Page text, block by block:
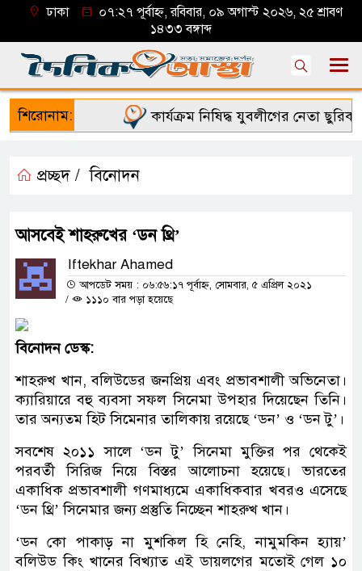
ঢাকা
০৭:২৭ পূর্বাহ্ন, রবিবার, ০৯ অগাস্ট ২০২৬, ২৫ শ্রাবণ
১৪৩৩ বঙ্গাব্দ
শিরোনাম: কার্যক্রম নিষিদ্ধ যুবলীগের নেতা
প্রচ্ছদ / বিনোদন
আসবেই শাহরুখের ‘ডন থ্রি’
Iftekhar Ahamed
আপডেট সময় : ০৬:৫৬:১৭ পূর্বাহ্ন, সোমবার, ৫ এপ্রিল ২০২১
/
১১১০ বার পড়া হয়েছে
বিনোদন ডেস্ক:
শাহরুখ খান, বলিউডের জনপ্রিয় এবং প্রভাবশালী অভিনেতা।
ক্যারিয়ারে বহু ব্যবসা সফল সিনেমা উপহার দিয়েছেন তিনি।
তার অন্যতম হিট সিমেনার তালিকায় রয়েছে ‘ডন’ ও ‘ডন টু’।
সবশেষ ২০১১ সালে ‘ডন টু’ সিনেমা মুক্তির পর থেকেই
পরবর্তী সিরিজ নিয়ে বিস্তর আলোচনা হয়েছে। ভারতের
একাধিক প্রভাবশালী গণমাধ্যমে একাধিকবার খবরও এসেছে
‘ডন থ্রি’ সিনেমার জন্য প্রস্তুতি নিচ্ছেন শাহরুখ খান।
‘ডন কো পাকাড় না মুশকিল হি নেহি, নামুমকিন হ্যায়’
বলিউড কিং খানের বিখ্যাত এই ডায়লগের মতোই গেল ১০